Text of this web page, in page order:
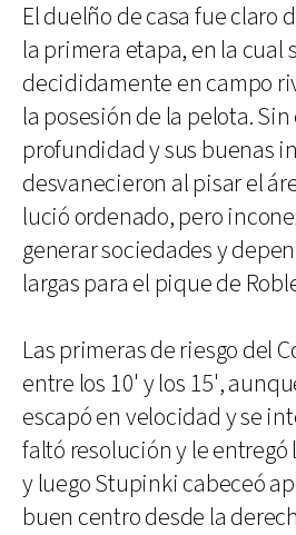
El duelño de casa fue claro
la primera etapa, en la cual
decididamente en campo
la posesión de la pelota.
profundidad y sus buenas
desvanecieron al pisar el
lució ordenado, pero
generar sociedades y
largas para el pique de
Las primeras de riesgo del
entre los 10' y los 15',
escapó en velocidad y se
faltó resolución y le entregó
y luego Stupinki cabeceó
buen centro desde la